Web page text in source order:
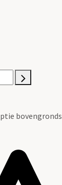
bovengronds